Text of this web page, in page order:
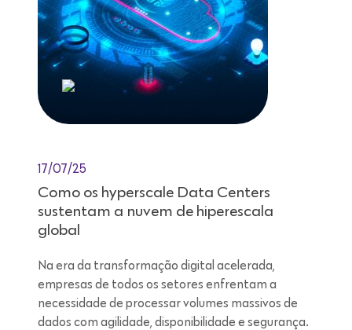
17/07/25
Como os hyperscale Data Centers
sustentam a nuvem de hiperescala
global
Na era da transformação digital acelerada,
empresas de todos os setores enfrentam a
necessidade de processar volumes massivos de
dados com agilidade, disponibilidade e segurança.